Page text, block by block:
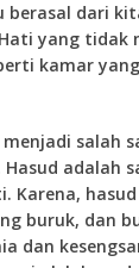
berasal dari
yang tidak
kamar
salah
Hasud adalah
Karena,
buruk, dan
dan